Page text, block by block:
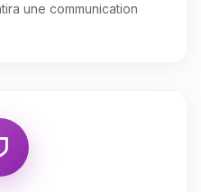
une communication